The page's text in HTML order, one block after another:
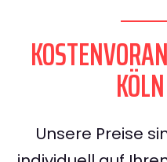
Unsere Preise